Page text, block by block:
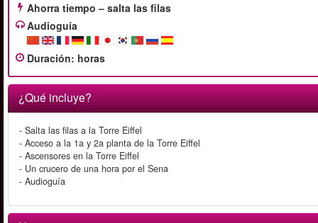
Ahorra tiempo – salta las filas
Audioguía
Duración: horas
¿Qué incluye?
- Salta las filas a la Torre Eiffel
- Acceso a la 1a y 2a planta de la Torre Eiffel
- Ascensores en la Torre Eiffel
- Un crucero de una hora por el Sena
- Audioguía